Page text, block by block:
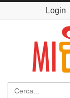
Login
Cerca